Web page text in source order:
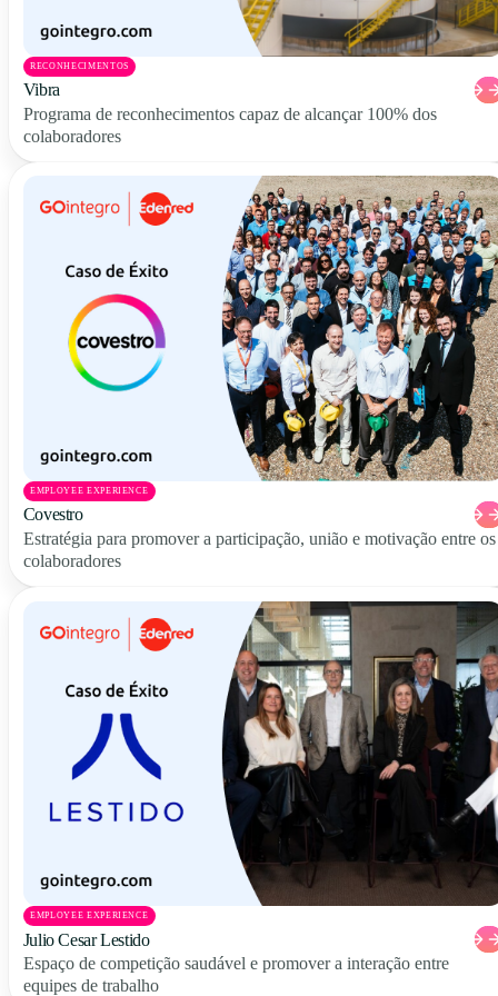
RECONHECIMENTOS
Vibra
Programa de reconhecimentos capaz de alcançar 100% dos
colaboradores
EMPLOYEE EXPERIENCE
Covestro
Estratégia para promover a participação, união e motivação entre os
colaboradores
EMPLOYEE EXPERIENCE
Julio Cesar Lestido
Espaço de competição saudável e promover a interação entre
equipes de trabalho